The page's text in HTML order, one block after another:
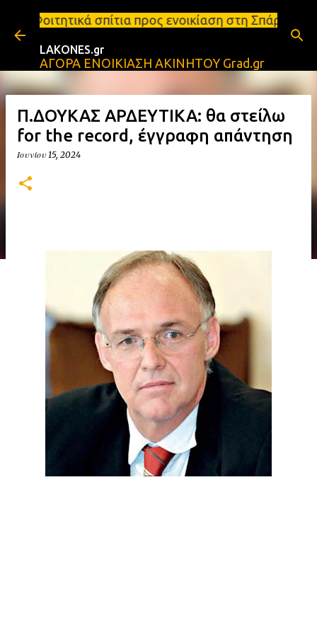
Μετάβαση στο κύριο περιεχόμενο
προς ενοικίαση στη Σπάρτη Ενοικιάσεις
LAKONES.gr
ΑΓΟΡΑ ΕΝΟΙΚΙΑΣΗ ΑΚΙΝΗΤΟΥ Grad.gr
Π.ΔΟΥΚΑΣ ΑΡΔΕΥΤΙΚΑ: θα στείλω
for the record, έγγραφη απάντηση
Ιουνίου 15, 2024